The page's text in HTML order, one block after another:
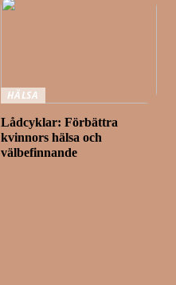
HÄLSA
Lådcyklar: Förbättra
kvinnors hälsa och
välbefinnande